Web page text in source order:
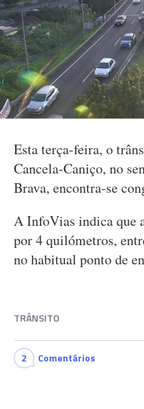
Esta terça-feira, o
Cancela-Caniço, no
Brava, encontra-se
A InfoVias indica que
por 4 quilómetros,
no habitual ponto de
TRÂNSITO
2 Comentários